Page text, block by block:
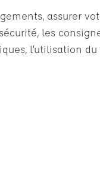
assurer
les
l’utilisation